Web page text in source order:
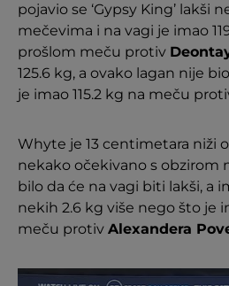
pojavio se ‘Gypsy King’ lakši
mečevima i na vagi je imao
prošlom meču protiv
125.6 kg, a ovako lagan nije
je imao 115.2 kg na meču
Whyte je 13 centimetara niži
nekako očekivano s obzirom
bilo da će na vagi biti lakši, a
nekih 2.6 kg više nego što je
meču protiv Alexandera